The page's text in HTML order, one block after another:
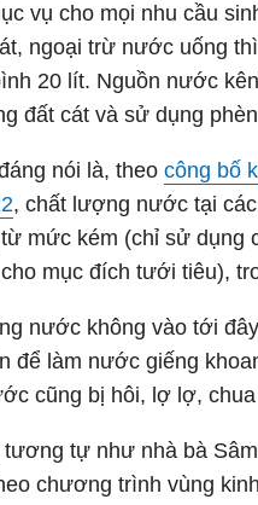
vụ cho mọi nhu cầu
ngoại trừ nước uống
20 lít. Nguồn nước
đất cát và sử dụng
nói là, theo công bố
, chất lượng nước tại
mức kém (chỉ sử dụng
mục đích tưới tiêu),
nước không vào tới
để làm nước giếng
cũng bị hôi, lợ lợ,
tương tự như nhà bà
chương trình vùng